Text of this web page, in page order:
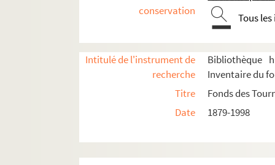
conservation
Tous
Intitulé de l'instrument de
recherche
Bibliothèque
Inventaire du
Titre
Fonds des
Date
1879-1998
Saison 1969-1970
Saison 1970-1971
Saison 1971-1972
Saison 1972-1973